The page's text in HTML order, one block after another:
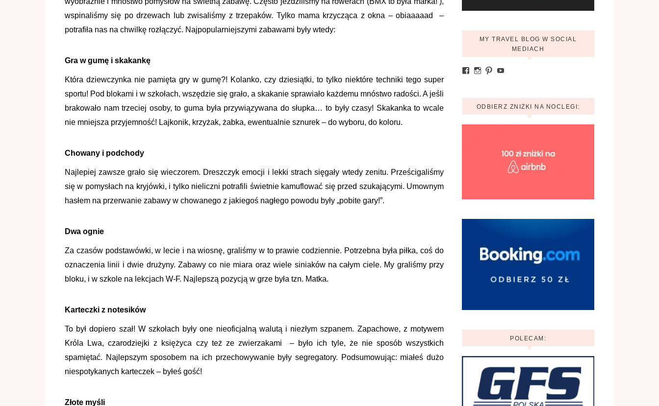
wspinaliśmy się po drzewach lub zwisaliśmy z trzepaków. Tylko mama krzycząca z okna – obiaaaaad –
potrafiła nas na chwilkę rozłączyć. Najpopularniejszymi zabawami były wtedy:
Gra w gumę i skakankę
Która dziewczynka nie pamięta gry w gumę?! Kolanko, czy dziesiątki, to tylko niektóre techniki tego super
sportu! Pod blokami i w szkołach, wszędzie się grało, a skakanie sprawiało każdemu mnóstwo radości. A jeśli
brakowało nam trzeciej osoby, to guma była przywiązywana do słupka… to były czasy! Skakanka to wcale
nie mniejsza przyjemność! Lajkonik, krzyżak, żabka, ewentualnie sznurek – do wyboru, do koloru.
Chowany i podchody
Najlepiej zawsze grało się wieczorem. Dreszczyk emocji i lekki strach sięgały wtedy zenitu. Prześcigaliśmy
się w pomysłach na kryjówki, i tylko nieliczni potrafili świetnie kamuflować się przed szukającymi. Umownym
hasłem na przerwanie zabawy w chowanego z jakiegoś nagłego powodu były „pobite gary!”.
Dwa ognie
Za czasów podstawówki, w lecie i na wiosnę, graliśmy w to prawie codziennie. Potrzebna była piłka, coś do
oznaczenia linii i dwie drużyny. Zabawy co nie miara oraz wiele siniaków na całym ciele. My graliśmy przy
bloku, i w szkole na lekcjach W-F. Najlepszą pozycją w grze była tzn. Matka.
Karteczki z notesików
To był dopiero szał! W szkołach były one nieoficjalną walutą i niezłym szpanem. Zapachowe, z motywem
Króla Lwa, czarodziejki z księżyca czy też ze zwierzakami – było ich tyle, że nie sposób wszystkich
spamiętać. Najlepszym sposobem na ich przechowywanie były segregatory. Podsumowując: miałeś dużo
niespotykanych karteczek – byłeś gość!
Złote myśli
MY TRAVEL BLOG W SOCIAL
MEDIACH
Zobacz profil Ania.mytravelblog na Facebook
Zobacz profil mytravelblog.com.pl na Instagram
Pinterest
YouTube
ODBIERZ ZNIŻKI NA NOCLEGI:
POLECAM: